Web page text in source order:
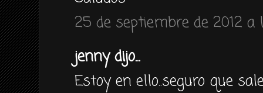
25 de septiembre de 2012 a
jenny dijo...
Estoy en ello..seguro que